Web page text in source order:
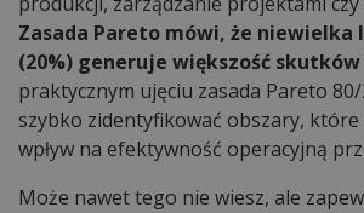
Zasada Pareto mówi, że niewielka
(20%) generuje większość skutków
praktycznym ujęciu zasada Pareto
szybko zidentyfikować obszary, które
wpływ na efektywność operacyjną
Może nawet tego nie wiesz, ale